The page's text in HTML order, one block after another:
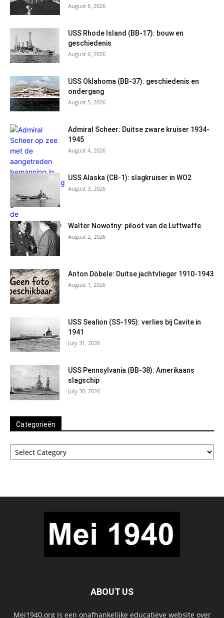
August 6, 2026
USS Rhode Island (BB-17): bouw en
geschiedenis
August 6, 2026
USS Oklahoma (BB-37): geschiedenis en
ondergang
August 5, 2026
Admiral Scheer: Duitse zware kruiser 1934-
1945
August 4, 2026
USS Alaska (CB-1): slagkruiser in WO2
August 3, 2026
Walter Nowotny: piloot van de Luftwaffe
August 2, 2026
Anton Döbele: Duitse jachtvlieger 1910-1943
August 1, 2026
USS Sealion (SS-195): verlies bij Cavite in
1941
July 31, 2026
USS Pennsylvania (BB-38): Amerikaans
slagschip
July 30, 2026
Categorieën
Categorieën
ABOUT US
Mei1940.org is een onafhankelijke educatieve website over